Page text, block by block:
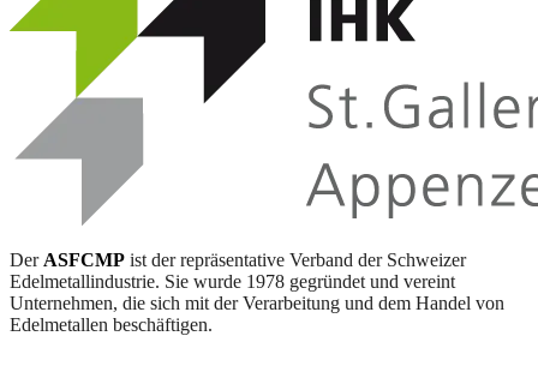
Der ASFCMP ist der repräsentative Verband der Schweizer
Edelmetallindustrie. Sie wurde 1978 gegründet und vereint
Unternehmen, die sich mit der Verarbeitung und dem Handel von
Edelmetallen beschäftigen.